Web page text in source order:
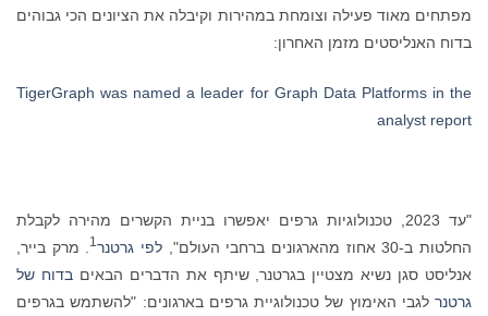
מפתחים מאוד פעילה וצומחת במהירות וקיבלה את הציונים הכי גבוהים
בדוח האנליסטים מזמן האחרון:
TigerGraph was named a leader for Graph Data Platforms in the
analyst report
"עד 2023, טכנולוגיות גרפים יאפשרו בניית הקשרים מהירה לקבלת
החלטות ב-30 אחוז מהארגונים ברחבי העולם",
לפי גרטנר1. מרק בייר,
אנליסט סגן נשיא מצטיין בגרטנר, שיתף את הדברים הבאיםבדוח של
גרטנר לגבי האימוץ של טכנולוגיית גרפים בארגונים: "להשתמש בגרפים